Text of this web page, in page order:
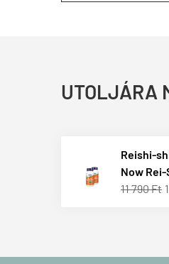
UTOLJÁRA
Reishi-
Now Rei-
11 790 Ft